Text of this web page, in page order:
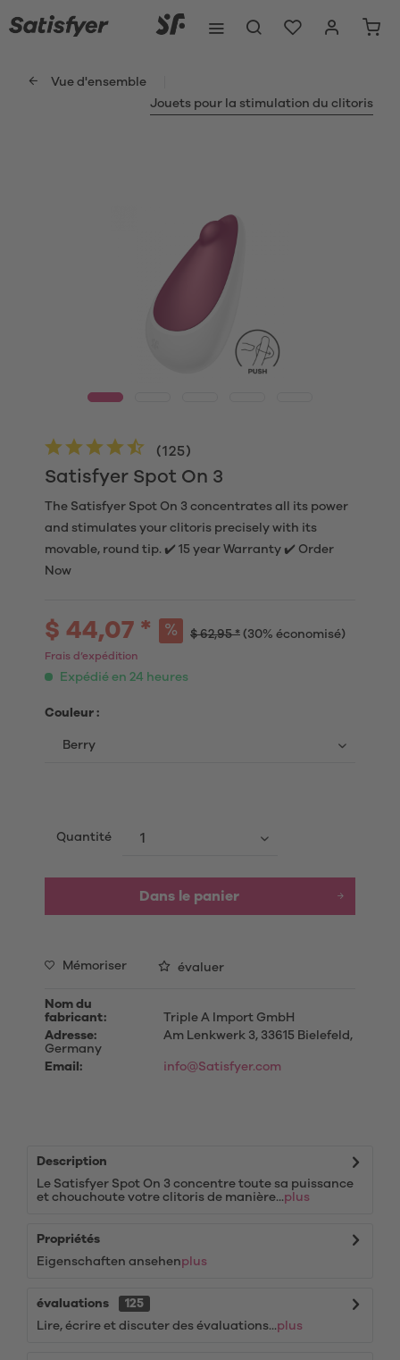
Vue d'ensemble
Jouets pour la stimulation du clitoris
Satisfyer Spot On 3
(125)
The Satisfyer Spot On 3 concentrates all its power
and stimulates your clitoris precisely with its
movable, round tip. ✔️ 15 year Warranty ✔️ Order
Now
$ 44,07 * $ 62,95 * (30% économisé)
Frais d’expédition
Expédié en 24 heures
Couleur :
Quantité
Dans le panier
Mémoriser évaluer
Nom du
fabricant:
Triple A Import GmbH
Adresse:
Am Lenkwerk 3, 33615 Bielefeld,
Germany
Email:
info@Satisfyer.com
Description
Le Satisfyer Spot On 3 concentre toute sa puissance
et chouchoute votre clitoris de manière...plus
Propriétés
Eigenschaften ansehenplus
évaluations
125
Lire, écrire et discuter des évaluations...plus